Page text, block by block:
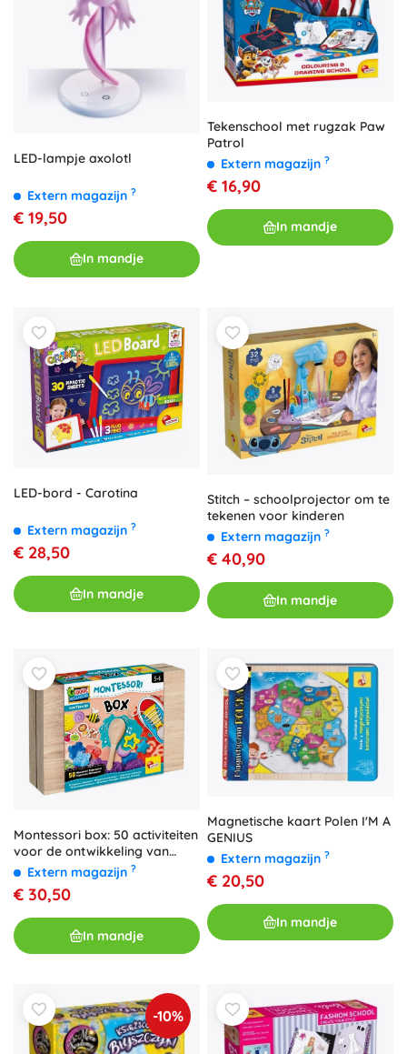
LED-lampje axolotl
Extern magazijn ?
€ 19,50
In mandje
Tekenschool met rugzak Paw
Patrol
Extern magazijn ?
€ 16,90
In mandje
LED-bord - Carotina
Extern magazijn ?
€ 28,50
In mandje
Stitch – schoolprojector om te
tekenen voor kinderen
Extern magazijn ?
€ 40,90
In mandje
Montessori box: 50 activiteiten
voor de ontwikkeling van
kindercreativiteit en zintuigen
Extern magazijn ?
€ 30,50
In mandje
Magnetische kaart Polen I'M A
GENIUS
Extern magazijn ?
€ 20,50
In mandje
-10%